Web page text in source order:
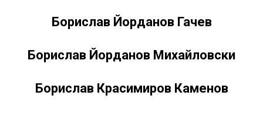
Борислав Йорданов Гачев
Борислав Йорданов Михайловски
Борислав Красимиров Каменов